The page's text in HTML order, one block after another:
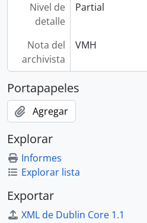
Nivel de
detalle
Partial
Nota del
archivista
VMH
Portapapeles
Agregar
Explorar
Informes
Explorar lista
Exportar
XML de Dublin Core 1.1